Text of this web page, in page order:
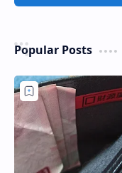
Popular Posts